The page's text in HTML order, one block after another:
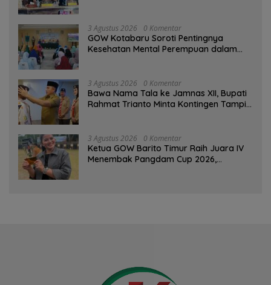
3 Agustus 2026 0 Komentar
GOW Kotabaru Soroti Pentingnya
Kesehatan Mental Perempuan dalam
3 Agustus 2026 0 Komentar
Bawa Nama Tala ke Jamnas XII, Bupati
Rahmat Trianto Minta Kontingen Tampil
3 Agustus 2026 0 Komentar
Ketua GOW Barito Timur Raih Juara IV
Menembak Pangdam Cup 2026,